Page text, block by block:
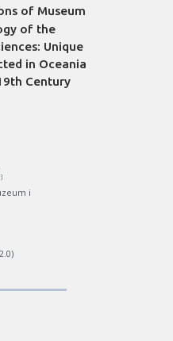
of Museum
of the
Unique
in Oceania
Century
]
i